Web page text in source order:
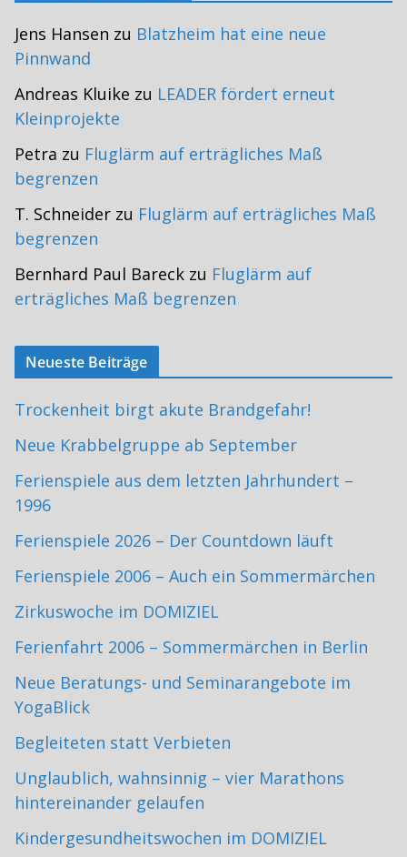
Jens Hansen zu Blatzheim hat eine neue
Pinnwand
Andreas Kluike zu LEADER fördert erneut
Kleinprojekte
Petra zu Fluglärm auf erträgliches Maß
begrenzen
T. Schneider zu Fluglärm auf erträgliches Maß
begrenzen
Bernhard Paul Bareck zu Fluglärm auf
erträgliches Maß begrenzen
Neueste Beiträge
Trockenheit birgt akute Brandgefahr!
Neue Krabbelgruppe ab September
Ferienspiele aus dem letzten Jahrhundert –
1996
Ferienspiele 2026 – Der Countdown läuft
Ferienspiele 2006 – Auch ein Sommermärchen
Zirkuswoche im DOMIZIEL
Ferienfahrt 2006 – Sommermärchen in Berlin
Neue Beratungs- und Seminarangebote im
YogaBlick
Begleiteten statt Verbieten
Unglaublich, wahnsinnig – vier Marathons
hintereinander gelaufen
Kindergesundheitswochen im DOMIZIEL